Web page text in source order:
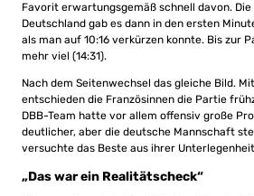
Favorit erwartungsgemäß schnell davon.
Deutschland gab es dann in den ersten
als man auf 10:16 verkürzen konnte. Bis zur
mehr viel (14:31).
Nach dem Seitenwechsel das gleiche Bild.
entschieden die Französinnen die Partie
DBB-Team hatte vor allem offensiv große
deutlicher, aber die deutsche Mannschaft
versuchte das Beste aus ihrer
„Das war ein Realitätscheck“